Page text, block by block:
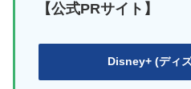
【公式PRサイト】
Disney+ (ディ